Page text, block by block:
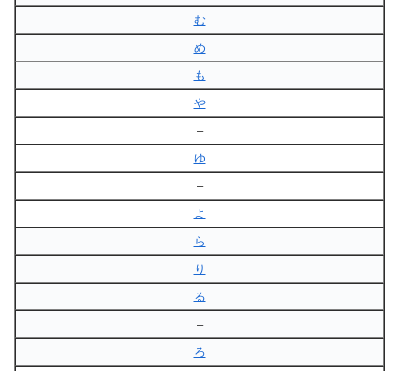
む
め
も
や
–
ゆ
–
よ
ら
り
る
–
ろ